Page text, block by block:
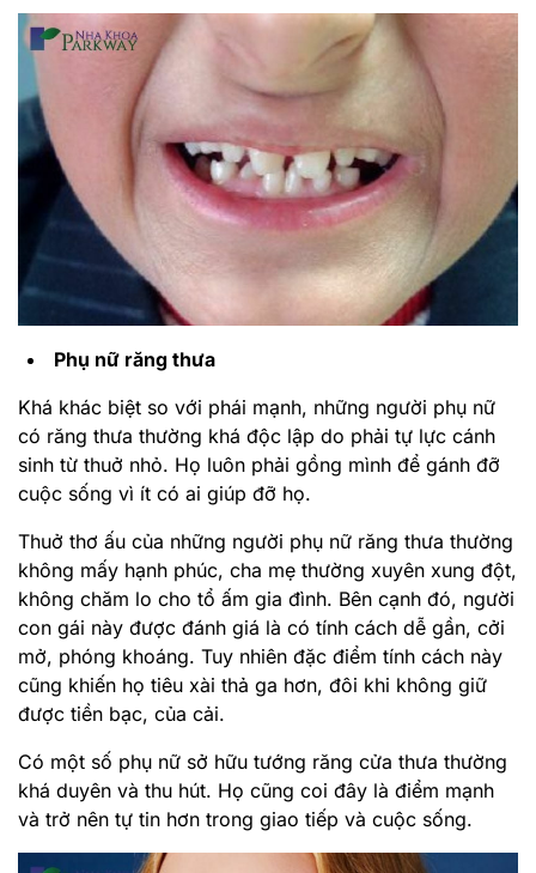
Phụ nữ răng thưa
Khá khác biệt so với phái mạnh, những người phụ nữ
có răng thưa thường khá độc lập do phải tự lực cánh
sinh từ thuở nhỏ. Họ luôn phải gồng mình để gánh đỡ
cuộc sống vì ít có ai giúp đỡ họ.
Thuở thơ ấu của những người phụ nữ răng thưa thường
không mấy hạnh phúc, cha mẹ thường xuyên xung đột,
không chăm lo cho tổ ấm gia đình. Bên cạnh đó, người
con gái này được đánh giá là có tính cách dễ gần, cởi
mở, phóng khoáng. Tuy nhiên đặc điểm tính cách này
cũng khiến họ tiêu xài thả ga hơn, đôi khi không giữ
được tiền bạc, của cải.
Có một số phụ nữ sở hữu tướng răng cửa thưa thường
khá duyên và thu hút. Họ cũng coi đây là điểm mạnh
và trở nên tự tin hơn trong giao tiếp và cuộc sống.